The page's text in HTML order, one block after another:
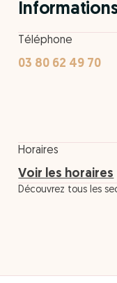
Téléphone
03 80 62 49 70
Horaires
Voir les horaires
Découvrez tous les